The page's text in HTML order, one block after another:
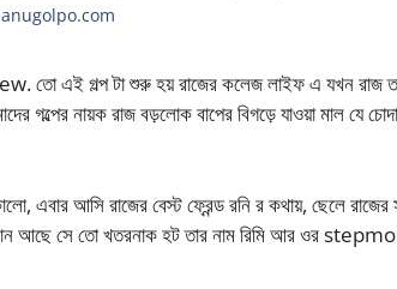
এই গল্প টা শুরু হয় রাজের কলেজ লাইফ এ যখন রাজ
গল্পের নায়ক রাজ বড়লোক বাপের বিগড়ে যাওয়া মাল যে
এবার আসি রাজের বেস্ট ফ্রেন্ড রনি র কথায়, ছেলে
আছে সে তো খতরনাক হট তার নাম রিমি আর ওর